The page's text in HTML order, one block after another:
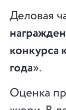
Деловая
конкурса
года».
Оценка